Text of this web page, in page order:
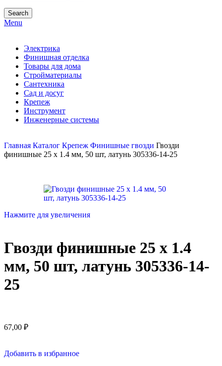
Search
Menu
Электрика
Финишная отделка
Товары для дома
Стройматериалы
Сантехника
Сад и досуг
Крепеж
Инструмент
Инженерные системы
Главная Каталог Крепеж Финишные гвозди Гвозди
финишные 25 x 1.4 мм, 50 шт, латунь 305336-14-25
Нажмите для увеличения
Гвозди финишные 25 x 1.4
мм, 50 шт, латунь 305336-14-
25
67,00 ₽
Добавить в избранное